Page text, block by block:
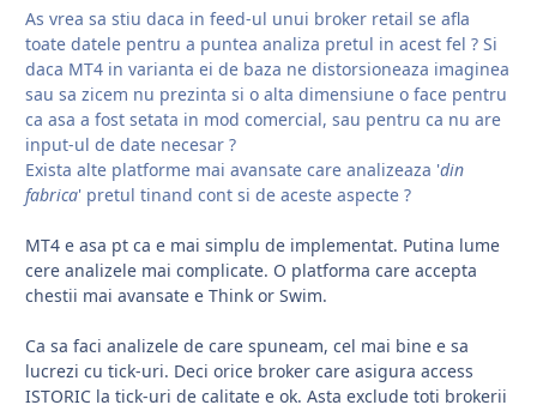
As vrea sa stiu daca in feed-ul unui broker retail se afla
toate datele pentru a puntea analiza pretul in acest fel ? Si
daca MT4 in varianta ei de baza ne distorsioneaza imaginea
sau sa zicem nu prezinta si o alta dimensiune o face pentru
ca asa a fost setata in mod comercial, sau pentru ca nu are
input-ul de date necesar ?
Exista alte platforme mai avansate care analizeaza 'din
fabrica' pretul tinand cont si de aceste aspecte ?
MT4 e asa pt ca e mai simplu de implementat. Putina lume
cere analizele mai complicate. O platforma care accepta
chestii mai avansate e Think or Swim.
Ca sa faci analizele de care spuneam, cel mai bine e sa
lucrezi cu tick-uri. Deci orice broker care asigura access
ISTORIC la tick-uri de calitate e ok. Asta exclude toti brokerii